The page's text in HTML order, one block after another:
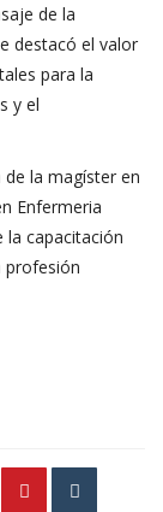
de la
destacó el valor
para la
y el
la magíster en
Enfermeria
capacitación
profesión